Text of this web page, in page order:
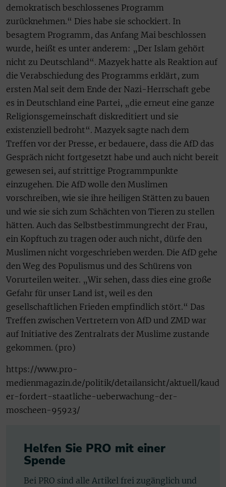
demokratisch beschlossenes Programm
zurücknehmen.“ Dies habe sie schockiert. In
besagtem Programm, das Anfang Mai beschlossen
wurde, heißt es unter anderem: „Der Islam gehört
nicht zu Deutschland“. Mazyek hatte als Reaktion auf
die Verabschiedung des Programms erklärt, zum
ersten Mal seit dem Ende der Nazi-Herrschaft gebe
es in Deutschland eine Partei, „die erneut eine ganze
Religionsgemeinschaft diskreditiert und sie
existenziell bedroht“. Mazyek sagte nach dem
Treffen vor der Presse, er bedauere, dass die AfD das
Gespräch nicht fortgesetzt habe und auch nicht bereit
gewesen sei, auf strittige Programmpunkte
einzugehen. Die AfD wolle den Muslimen
vorschreiben, wie sie ihre heiligen Stätten zu bauen
und wie sie sich zum Schächten von Tieren zu stellen
hätten. Auch das Selbstbestimmungrecht der Frau,
ein Kopftuch zu tragen oder auch nicht, dürfe den
Muslimen nicht vorgeschrieben werden. Die AfD gehe
den Weg des Populismus und des Schürens von
Vorurteilen weiter. „Wir sehen, dass dies eine große
Gefahr für unser Land ist, weil es den
gesellschaftlichen Frieden empfindlich stört.“ Das
Treffen zwischen Vertretern von AfD und ZMD war
auf Initiative des Zentralrats der Muslime zustande
gekommen. (pro)
https://www.pro-
medienmagazin.de/politik/detailansicht/aktuell/kaud
er-fordert-staatliche-ueberwachung-der-
moscheen-95923/
Helfen Sie PRO mit einer
Spende
Bei PRO sind alle Artikel frei zugänglich und